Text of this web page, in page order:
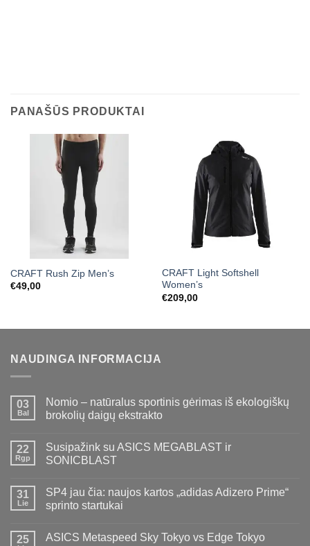
PANAŠŪS PRODUKTAI
CRAFT Rush Zip Men’s
€49,00
CRAFT Light Softshell
Women’s
€209,00
NAUDINGA INFORMACIJA
03
Bal
Nomio – natūralus sportinis gėrimas iš ekologiškų
brokolių daigų ekstrakto
22
Rgp
Susipažink su ASICS MEGABLAST ir
SONICBLAST
31
Lie
SP4 jau čia: naujos kartos „adidas Adizero Prime“
sprinto startukai
25 ASICS Metaspeed Sky Tokyo vs Edge Tokyo